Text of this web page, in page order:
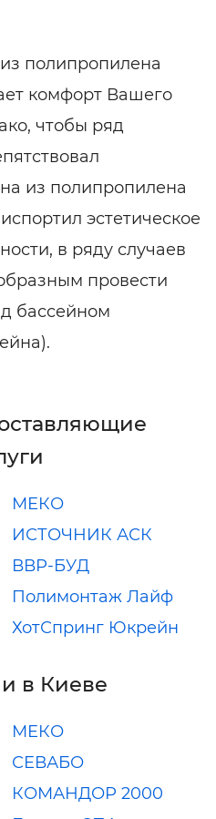
полипропилена
комфорт Вашего
чтобы ряд
из полипропилена
эстетическое
в ряду случаев
провести
бассейном
МЕКО
ИСТОЧНИК АСК
ВВР-БУД
Полимонтаж Лайф
ХотСпринг Юкрейн
в Киеве
МЕКО
СЕВАБО
КОМАНДОР 2000